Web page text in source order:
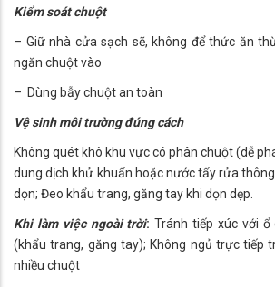
Kiểm soát chuột
– Giữ nhà cửa sạch sẽ, không để thức ăn
ngăn chuột vào
– Dùng bẫy chuột an toàn
Vệ sinh môi trường đúng cách
Không quét khô khu vực có phân chuột (dễ
dung dịch khử khuẩn hoặc nước tẩy rửa
dọn; Đeo khẩu trang, găng tay khi dọn dẹp.
Khi làm việc ngoài trời:Tránh tiếp xúc với
(khẩu trang, găng tay); Không ngủ trực tiếp
nhiều chuột